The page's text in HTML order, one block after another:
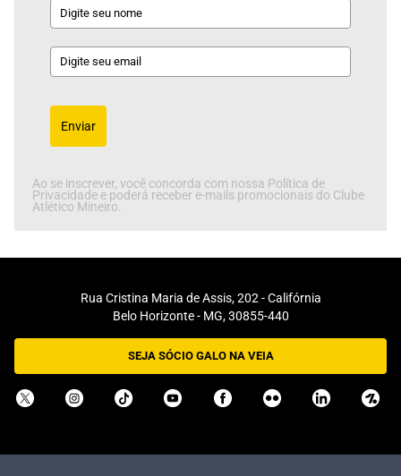
Enviar
Ao se inscrever, você concorda com nossa Política de
Privacidade e poderá receber e-mails promocionais do Clube
Atlético Mineiro.
Rua Cristina Maria de Assis, 202 - Califórnia
Belo Horizonte - MG, 30855-440
SEJA SÓCIO GALO NA VEIA